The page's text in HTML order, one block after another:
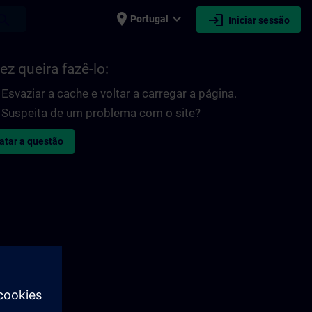
place Portugal expand_more login Iniciar sessão
queira fazê-lo:
Esvaziar a cache e voltar a carregar a página.
Suspeita de um problema com o site?
a questão